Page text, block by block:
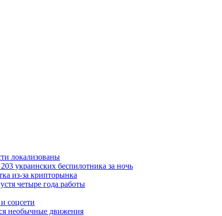
локализованы
украинских беспилотника за ночь
из-за крипторынка
четыре года работы
соцсети
необычные движения